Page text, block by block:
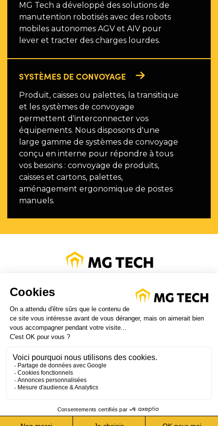
MG Tech a développé des solutions de
manutention robotisés avec des robots
mobiles autonomes AGV et AIV pour
lever et tracter des charges lourdes.
SYSTÈMES DE CONVOYAGE
Produit, caisses ou palettes, la transitique
et les systèmes de convoyage
permettent d'interconnecter vos
équipements. Nous disposons d'une
large gamme de systèmes de convoyage
conçu en interne pour répondre à tous
vos besoins : convoyage de produits,
caisses et cartons, palettes,
aménagement ergonomique de postes
manuels.
PROTECTION DES DONNÉES
PERSONNELLES
MENTIONS LÉGALES
ESPACE CLIENT
NOTRE CHAINE YOU TUBE